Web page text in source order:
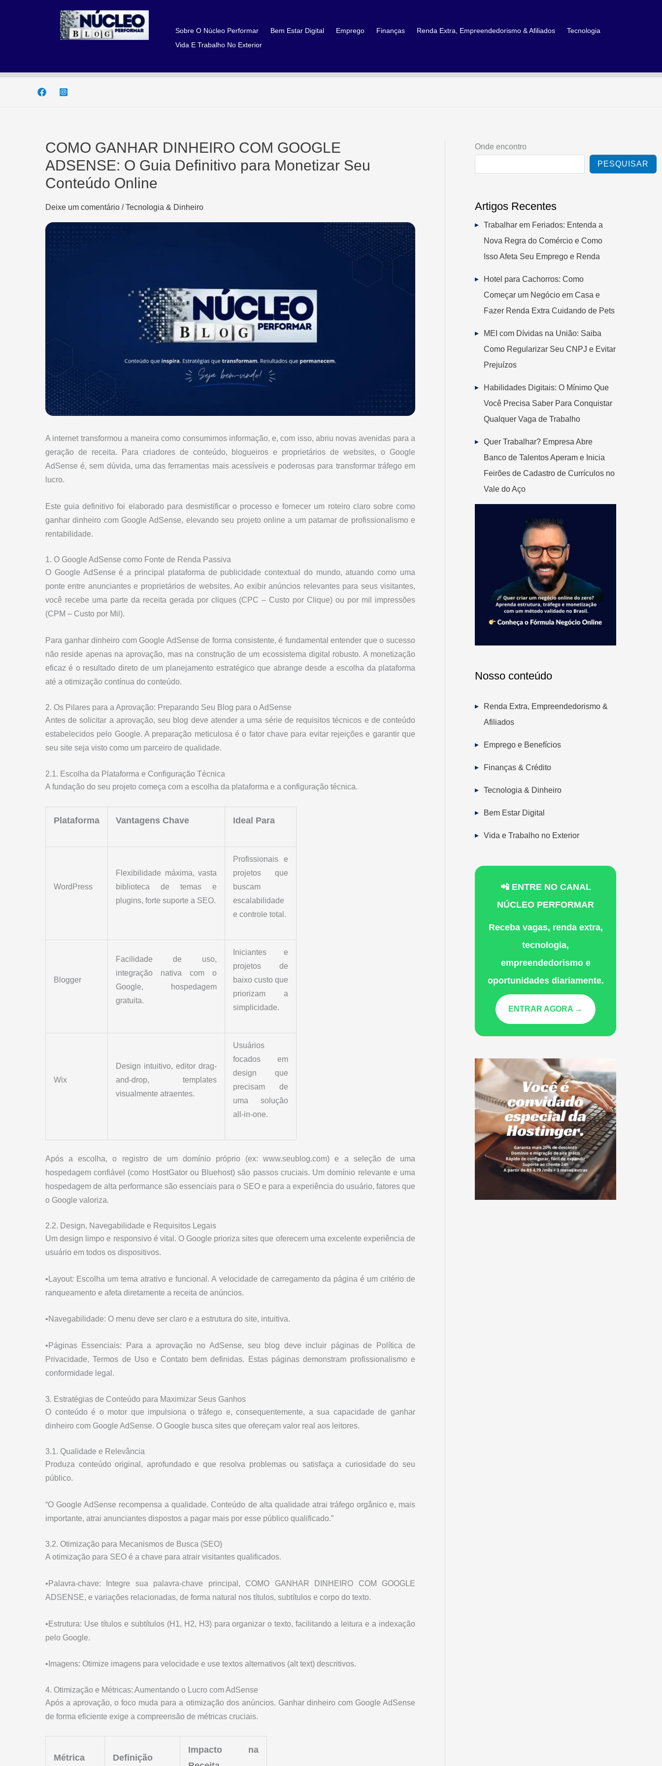
Sobre O Núcleo Performar Bem Estar Digital Emprego Finanças Renda Extra, Empreendedorismo & Afiliados
Tecnologia
Vida E Trabalho No Exterior
COMO GANHAR DINHEIRO COM GOOGLE
ADSENSE: O Guia Definitivo para Monetizar Seu
Conteúdo Online
Deixe um comentário /Tecnologia & Dinheiro
A internet transformou a maneira como consumimos informação, e, com isso, abriu novas avenidas para a
geração de receita. Para criadores de conteúdo, blogueiros e proprietários de websites, o Google
AdSense é, sem dúvida, uma das ferramentas mais acessíveis e poderosas para transformar tráfego em
lucro.
Este guia definitivo foi elaborado para desmistificar o processo e fornecer um roteiro claro sobre como
ganhar dinheiro com Google AdSense, elevando seu projeto online a um patamar de profissionalismo e
rentabilidade.
1. O Google AdSense como Fonte de Renda Passiva
O Google AdSense é a principal plataforma de publicidade contextual do mundo, atuando como uma
ponte entre anunciantes e proprietários de websites. Ao exibir anúncios relevantes para seus visitantes,
você recebe uma parte da receita gerada por cliques (CPC – Custo por Clique) ou por mil impressões
(CPM – Custo por Mil).
Para ganhar dinheiro com Google AdSense de forma consistente, é fundamental entender que o sucesso
não reside apenas na aprovação, mas na construção de um ecossistema digital robusto. A monetização
eficaz é o resultado direto de um planejamento estratégico que abrange desde a escolha da plataforma
até a otimização contínua do conteúdo.
2. Os Pilares para a Aprovação: Preparando Seu Blog para o AdSense
Antes de solicitar a aprovação, seu blog deve atender a uma série de requisitos técnicos e de conteúdo
estabelecidos pelo Google. A preparação meticulosa é o fator chave para evitar rejeições e garantir que
seu site seja visto como um parceiro de qualidade.
2.1. Escolha da Plataforma e Configuração Técnica
A fundação do seu projeto começa com a escolha da plataforma e a configuração técnica.
Plataforma Vantagens Chave Ideal Para
WordPress
Flexibilidade máxima, vasta
biblioteca de temas e
plugins, forte suporte a SEO.
Profissionais e
projetos que
buscam
escalabilidade
e controle total.
Blogger
Facilidade de uso,
integração nativa com o
Google, hospedagem
gratuita.
Iniciantes e
projetos de
baixo custo que
priorizam a
simplicidade.
Wix
Design intuitivo, editor drag-
and-drop, templates
visualmente atraentes.
Usuários
focados em
design que
precisam de
uma solução
all-in-one.
Após a escolha, o registro de um domínio próprio (ex: www.seublog.com) e a seleção de uma
hospedagem confiável (como HostGator ou Bluehost) são passos cruciais. Um domínio relevante e uma
hospedagem de alta performance são essenciais para o SEO e para a experiência do usuário, fatores que
o Google valoriza.
2.2. Design, Navegabilidade e Requisitos Legais
Um design limpo e responsivo é vital. O Google prioriza sites que oferecem uma excelente experiência de
usuário em todos os dispositivos.
•Layout: Escolha um tema atrativo e funcional. A velocidade de carregamento da página é um critério de
ranqueamento e afeta diretamente a receita de anúncios.
•Navegabilidade: O menu deve ser claro e a estrutura do site, intuitiva.
•Páginas Essenciais: Para a aprovação no AdSense, seu blog deve incluir páginas de Política de
Privacidade, Termos de Uso e Contato bem definidas. Estas páginas demonstram profissionalismo e
conformidade legal.
3. Estratégias de Conteúdo para Maximizar Seus Ganhos
O conteúdo é o motor que impulsiona o tráfego e, consequentemente, a sua capacidade de ganhar
dinheiro com Google AdSense. O Google busca sites que ofereçam valor real aos leitores.
3.1. Qualidade e Relevância
Produza conteúdo original, aprofundado e que resolva problemas ou satisfaça a curiosidade do seu
público.
“O Google AdSense recompensa a qualidade. Conteúdo de alta qualidade atrai tráfego orgânico e, mais
importante, atrai anunciantes dispostos a pagar mais por esse público qualificado.”
3.2. Otimização para Mecanismos de Busca (SEO)
A otimização para SEO é a chave para atrair visitantes qualificados.
•Palavra-chave: Integre sua palavra-chave principal, COMO GANHAR DINHEIRO COM GOOGLE
ADSENSE, e variações relacionadas, de forma natural nos títulos, subtítulos e corpo do texto.
•Estrutura: Use títulos e subtítulos (H1, H2, H3) para organizar o texto, facilitando a leitura e a indexação
pelo Google.
•Imagens: Otimize imagens para velocidade e use textos alternativos (alt text) descritivos.
4. Otimização e Métricas: Aumentando o Lucro com AdSense
Após a aprovação, o foco muda para a otimização dos anúncios. Ganhar dinheiro com Google AdSense
de forma eficiente exige a compreensão de métricas cruciais.
Métrica Definição
Impacto na
Onde encontro
PESQUISAR
Artigos Recentes
Trabalhar em Feriados: Entenda a
Nova Regra do Comércio e Como
Isso Afeta Seu Emprego e Renda
Hotel para Cachorros: Como
Começar um Negócio em Casa e
Fazer Renda Extra Cuidando de Pets
MEI com Dívidas na União: Saiba
Como Regularizar Seu CNPJ e Evitar
Prejuízos
Habilidades Digitais: O Mínimo Que
Você Precisa Saber Para Conquistar
Qualquer Vaga de Trabalho
Quer Trabalhar? Empresa Abre
Banco de Talentos Aperam e Inicia
Feirões de Cadastro de Currículos no
Vale do Aço
Nosso conteúdo
Renda Extra, Empreendedorismo &
Afiliados
Emprego e Benefícios
Finanças & Crédito
Tecnologia & Dinheiro
Bem Estar Digital
Vida e Trabalho no Exterior
📲 ENTRE NO CANAL
NÚCLEO PERFORMAR
Receba vagas, renda extra,
tecnologia,
empreendedorismo e
oportunidades diariamente.
ENTRAR AGORA →